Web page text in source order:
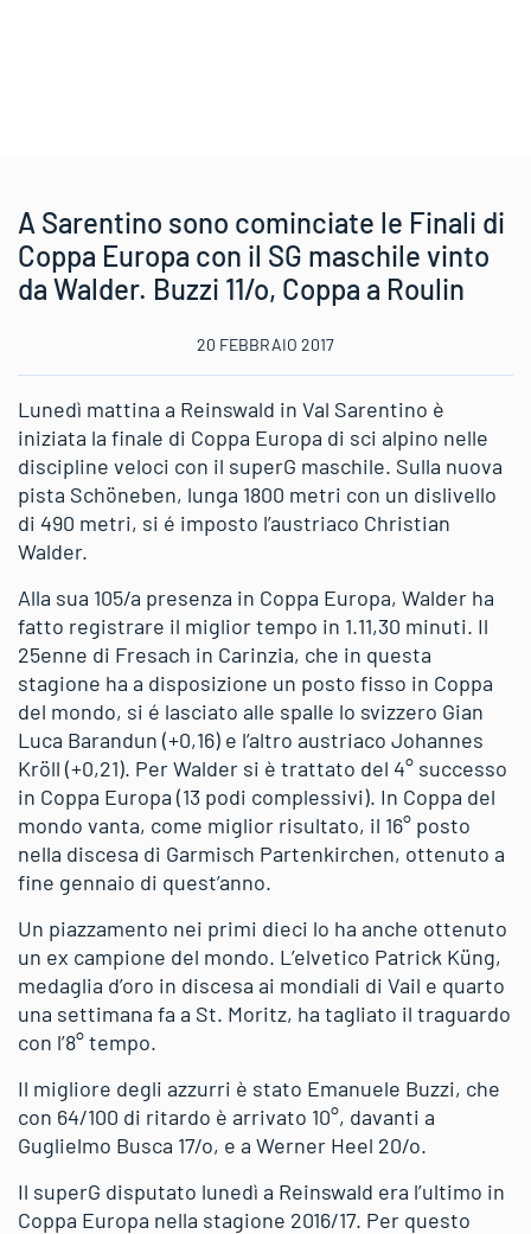
A Sarentino sono cominciate le Finali di
Coppa Europa con il SG maschile vinto
da Walder. Buzzi 11/o, Coppa a Roulin
20 FEBBRAIO 2017
Lunedì mattina a Reinswald in Val Sarentino è
iniziata la finale di Coppa Europa di sci alpino nelle
discipline veloci con il superG maschile. Sulla nuova
pista Schöneben, lunga 1800 metri con un dislivello
di 490 metri, si é imposto l’austriaco Christian
Walder.
Alla sua 105/a presenza in Coppa Europa, Walder ha
fatto registrare il miglior tempo in 1.11,30 minuti. Il
25enne di Fresach in Carinzia, che in questa
stagione ha a disposizione un posto fisso in Coppa
del mondo, si é lasciato alle spalle lo svizzero Gian
Luca Barandun (+0,16) e l’altro austriaco Johannes
Kröll (+0,21). Per Walder si è trattato del 4° successo
in Coppa Europa (13 podi complessivi). In Coppa del
mondo vanta, come miglior risultato, il 16° posto
nella discesa di Garmisch Partenkirchen, ottenuto a
fine gennaio di quest’anno.
Un piazzamento nei primi dieci lo ha anche ottenuto
un ex campione del mondo. L’elvetico Patrick Küng,
medaglia d’oro in discesa ai mondiali di Vail e quarto
una settimana fa a St. Moritz, ha tagliato il traguardo
con l’8° tempo.
Il migliore degli azzurri è stato Emanuele Buzzi, che
con 64/100 di ritardo è arrivato 10°, davanti a
Guglielmo Busca 17/o, e a Werner Heel 20/o.
Il superG disputato lunedì a Reinswald era l’ultimo in
Coppa Europa nella stagione 2016/17. Per questo